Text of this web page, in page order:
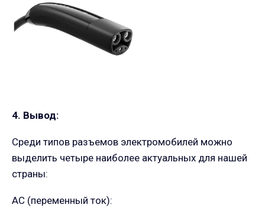
4. Вывод:
Среди типов разъемов электромобилей можно
выделить четыре наиболее актуальных для нашей
страны:
AC (переменный ток):